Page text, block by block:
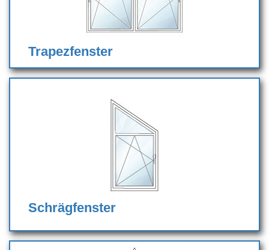
Trapezfenster
Schrägfenster